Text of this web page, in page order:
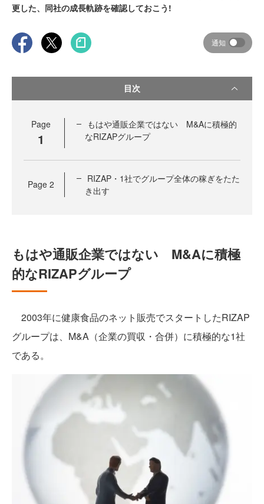
更した、同社の成長軌跡を確認しておこう!
通知
目次
Page
1
もはや通販企業ではない M&Aに積極的
なRIZAPグループ
Page 2
RIZAP・1社でグループ全体の稼ぎをたた
き出す
もはや通販企業ではない M&Aに積極
的なRIZAPグループ
2003年に健康食品のネット販売でスタートしたRIZAP
グループは、M&A（企業の買収・合併）に積極的な1社
である。